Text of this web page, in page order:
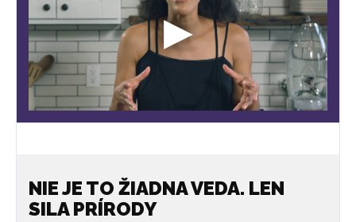
NIE JE TO ŽIADNA VEDA. LEN
SILA PRÍRODY